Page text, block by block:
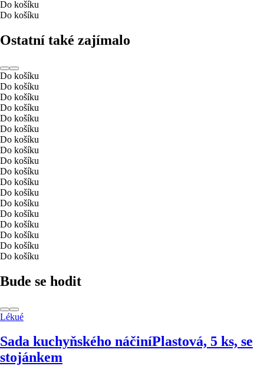
Do košíku
Do košíku
Ostatní také zajímalo
Do košíku
Do košíku
Do košíku
Do košíku
Do košíku
Do košíku
Do košíku
Do košíku
Do košíku
Do košíku
Do košíku
Do košíku
Do košíku
Do košíku
Do košíku
Do košíku
Do košíku
Do košíku
Bude se hodit
Lékué
Sada kuchyňského náčiníPlastová, 5 ks, se
stojánkem